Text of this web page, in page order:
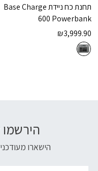
תחנת כח ניידתBase Charge
600 Powerbank
₪3,999.90
הירשמו
הישארו